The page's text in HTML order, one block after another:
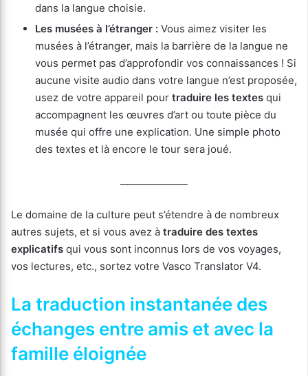
dans la langue choisie.
Les musées à l’étranger : Vous aimez visiter les
musées à l’étranger, mais la barrière de la langue ne
vous permet pas d’approfondir vos connaissances ! Si
aucune visite audio dans votre langue n’est proposée,
usez de votre appareil pour traduire les textes qui
accompagnent les œuvres d’art ou toute pièce du
musée qui offre une explication. Une simple photo
des textes et là encore le tour sera joué.
Le domaine de la culture peut s’étendre à de nombreux
autres sujets, et si vous avez à traduire des textes
explicatifs qui vous sont inconnus lors de vos voyages,
vos lectures, etc., sortez votre Vasco Translator V4.
La traduction instantanée des
échanges entre amis et avec la
famille éloignée